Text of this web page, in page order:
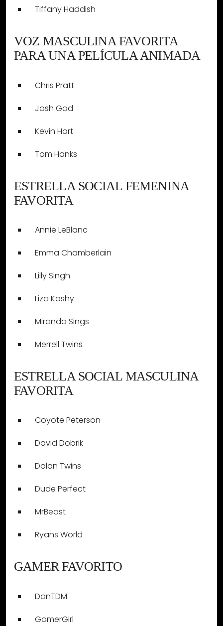
Tiffany Haddish
VOZ MASCULINA FAVORITA
PARA UNA PELÍCULA ANIMADA
Chris Pratt
Josh Gad
Kevin Hart
Tom Hanks
ESTRELLA SOCIAL FEMENINA
FAVORITA
Annie LeBlanc
Emma Chamberlain
Lilly Singh
Liza Koshy
Miranda Sings
Merrell Twins
ESTRELLA SOCIAL MASCULINA
FAVORITA
Coyote Peterson
David Dobrik
Dolan Twins
Dude Perfect
MrBeast
Ryans World
GAMER FAVORITO
DanTDM
GamerGirl